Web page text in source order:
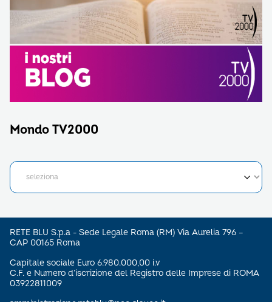
Mondo TV2000
RETE BLU S.p.a - Sede Legale Roma (RM) Via Aurelia 796 –
CAP 00165 Roma
Capitale sociale Euro 6.980.000,00 i.v
C.F. e Numero d’iscrizione del Registro delle Imprese di ROMA
03922811009